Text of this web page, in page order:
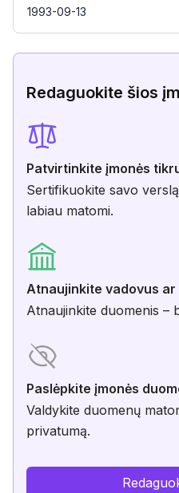
1993-09-13
Redaguokite šios
Patvirtinkite įmonės
Sertifikuokite savo
labiau matomi.
Atnaujinkite vadovus
Atnaujinkite duomenis –
Paslėpkite įmonės
Valdykite duomenų
privatumą.